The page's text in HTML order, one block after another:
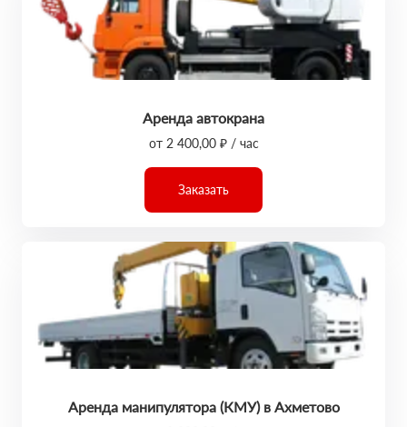
Аренда автокрана
от 2 400,00 ₽ / час
Заказать
Аренда манипулятора (КМУ) в Ахметово